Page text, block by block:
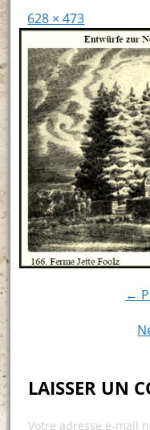
628 × 473
←
LAISSER UN
Votre adresse e-mail